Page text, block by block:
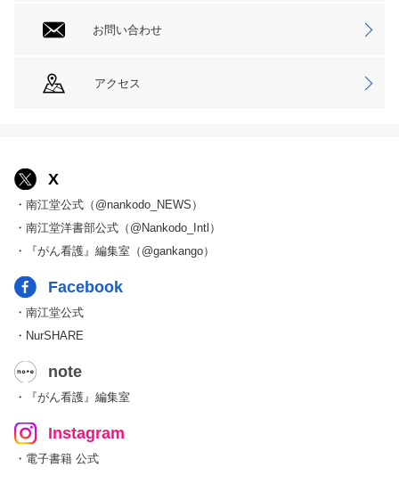
お問い合わせ
アクセス
X
・南江堂公式（@nankodo_NEWS）
・南江堂洋書部公式（@Nankodo_Intl）
・『がん看護』編集室（@gankango）
Facebook
・南江堂公式
・NurSHARE
note
・『がん看護』編集室
Instagram
・電子書籍 公式